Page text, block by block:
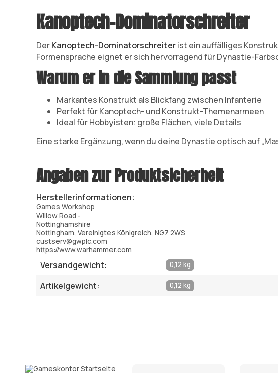
Kanoptech-Dominatorschreiter
DerKanoptech-Dominatorschreiterist ein auffälliges
Formensprache eignet er sich hervorragend für Dynastie-
Warum er in die Sammlung passt
Markantes Konstrukt als Blickfang zwischen Infanterie
Perfekt für Kanoptech- und Konstrukt-Themenarmeen
Ideal für Hobbyisten: große Flächen, viele Details
Eine starke Ergänzung, wenn du deine Dynastie optisch auf
Angaben zur Produktsicherheit
Herstellerinformationen:
Games Workshop
Willow Road -
Nottinghamshire
Nottingham, Vereinigtes Königreich, NG7 2WS
custserv@gwplc.com
https://www.warhammer.com
Versandgewicht: 0,12 kg
Artikelgewicht: 0,12 kg